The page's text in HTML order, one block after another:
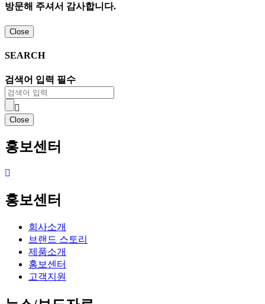
방문해 주셔서 감사합니다.
Close
SEARCH
검색어 입력 필수
Close
홍보센터
홍보센터
회사소개
브랜드 스토리
제품소개
홍보센터
고객지원